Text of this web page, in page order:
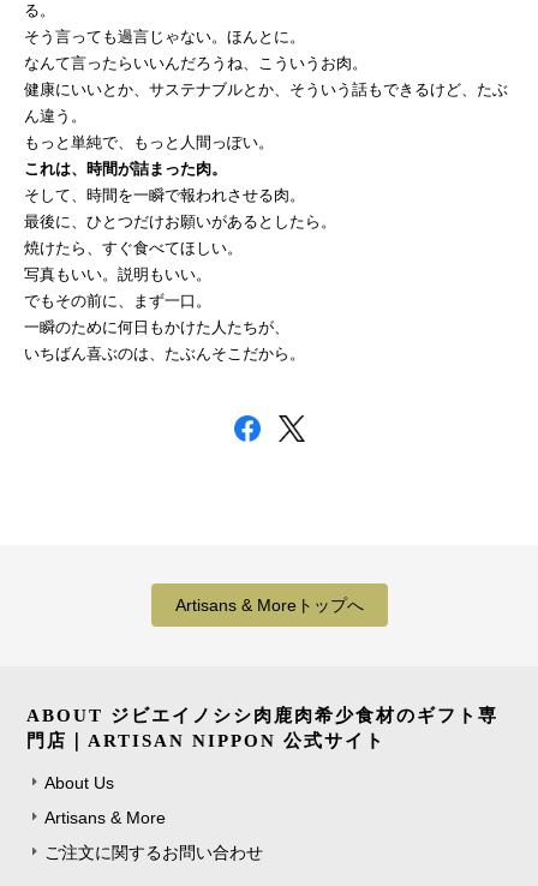
る。
そう言っても過言じゃない。ほんとに。
なんて言ったらいいんだろうね、こういうお肉。
健康にいいとか、サステナブルとか、そういう話もできるけど、たぶ
ん違う。
もっと単純で、もっと人間っぽい。
これは、時間が詰まった肉。
そして、時間を一瞬で報われさせる肉。
最後に、ひとつだけお願いがあるとしたら。
焼けたら、すぐ食べてほしい。
写真もいい。説明もいい。
でもその前に、まず一口。
一瞬のために何日もかけた人たちが、
いちばん喜ぶのは、たぶんそこだから。
Artisans & Moreトップへ
ABOUT ジビエイノシシ肉鹿肉希少食材のギフト専
門店｜ARTISAN NIPPON 公式サイト
About Us
Artisans & More
ご注文に関するお問い合わせ